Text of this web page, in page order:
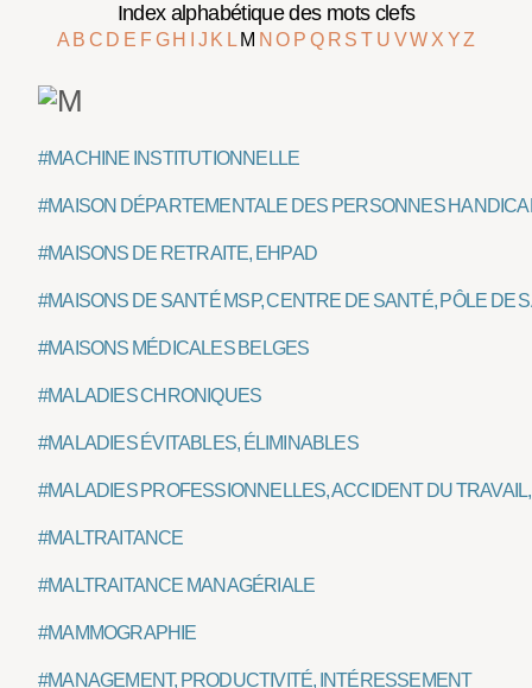
Index alphabétique des mots clefs
A B C D E F G H J K L M NO P Q R ST U VW X YZ
#MACHINE INSTITUTIONNELLE
#MAISON DÉPARTEMENTALE DES PERSONNES
#MAISONS DE RETRAITE, EHPAD
#MAISONS DE SANTÉ MSP, CENTRE DE SANTÉ, PÔLE DE
#MAISONS MÉDICALES BELGES
#MALADIES CHRONIQUES
#MALADIES ÉVITABLES, ÉLIMINABLES
#MALADIES PROFESSIONNELLES, ACCIDENT DU
#MALTRAITANCE
#MALTRAITANCE MANAGÉRIALE
#MAMMOGRAPHIE
#MANAGEMENT, PRODUCTIVITÉ, INTÉRESSEMENT